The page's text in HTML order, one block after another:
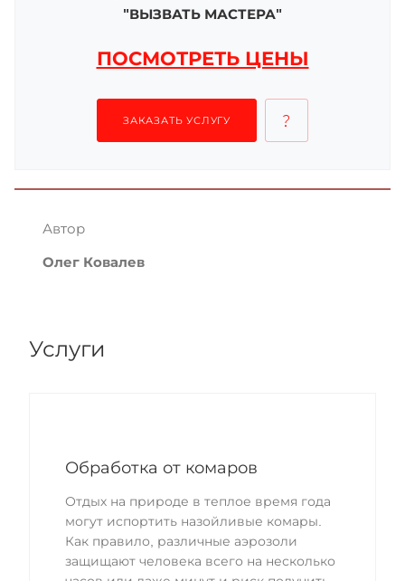
"ВЫЗВАТЬ МАСТЕРА"
ПОСМОТРЕТЬ ЦЕНЫ
ЗАКАЗАТЬ УСЛУГУ
Автор
Олег Ковалев
Услуги
Обработка от комаров
Отдых на природе в теплое время года
могут испортить назойливые комары.
Как правило, различные аэрозоли
защищают человека всего на несколько